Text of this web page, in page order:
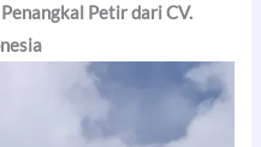
Petir dari CV.